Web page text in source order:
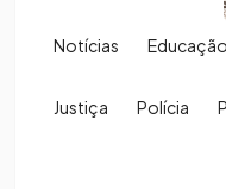
Notícias Educação
Justiça Polícia